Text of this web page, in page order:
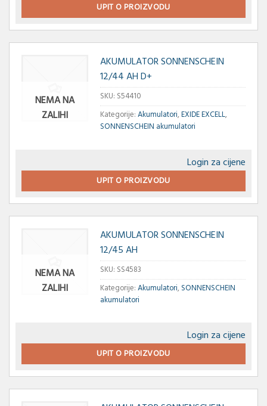
UPIT O PROIZVODU
NEMA NA
ZALIHI
AKUMULATOR SONNENSCHEIN
12/44 AH D+
SKU: S54410
Kategorije:Akumulatori,EXIDE EXCELL,
SONNENSCHEIN akumulatori
Login za cijene
UPIT O PROIZVODU
NEMA NA
ZALIHI
AKUMULATOR SONNENSCHEIN
12/45 AH
SKU: SS4583
Kategorije:Akumulatori,SONNENSCHEIN
akumulatori
Login za cijene
UPIT O PROIZVODU